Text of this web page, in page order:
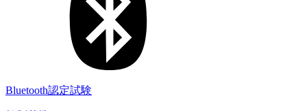
Bluetooth認定試験